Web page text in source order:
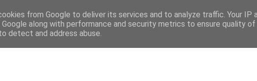
from Google to deliver its services and to analyze traffic. Your IP
Google along with performance and security metrics to ensure quality
detect and address abuse.